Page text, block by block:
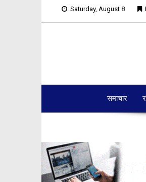
Saturday, August 8
समाचार